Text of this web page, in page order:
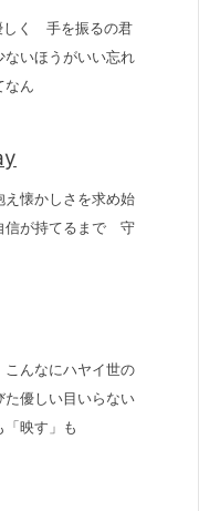
しく 手を振るの君
いほうがいい忘れ
なん
懐かしさを求め始
信が持てるまで 守
んなにハヤイ世の
優しい目いらない
映す」も